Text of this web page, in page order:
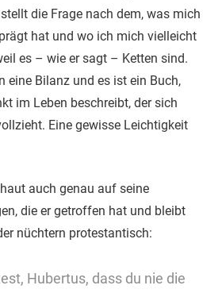
die Frage nach dem, was mich
hat und wo ich mich vielleicht
es – wie er sagt – Ketten sind.
eine Bilanz und es ist ein Buch,
im Leben beschreibt, der sich
Eine gewisse Leichtigkeit
auch genau auf seine
die er getroffen hat und bleibt
nüchtern protestantisch:
Hubertus, dass du nie die